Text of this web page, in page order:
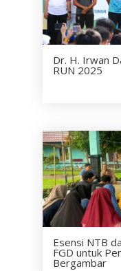
Dr. H. Irwan
RUN 2025
Esensi NTB
FGD untuk
Bergambar